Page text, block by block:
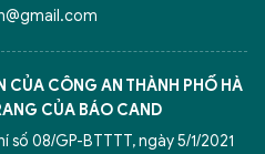
CỦA CÔNG AN THÀNH PHỐ HÀ
CỦA BÁO CAND
08/GP-BTTTT, ngày 5/1/2021